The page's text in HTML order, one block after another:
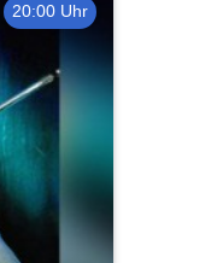
20:00 Uhr